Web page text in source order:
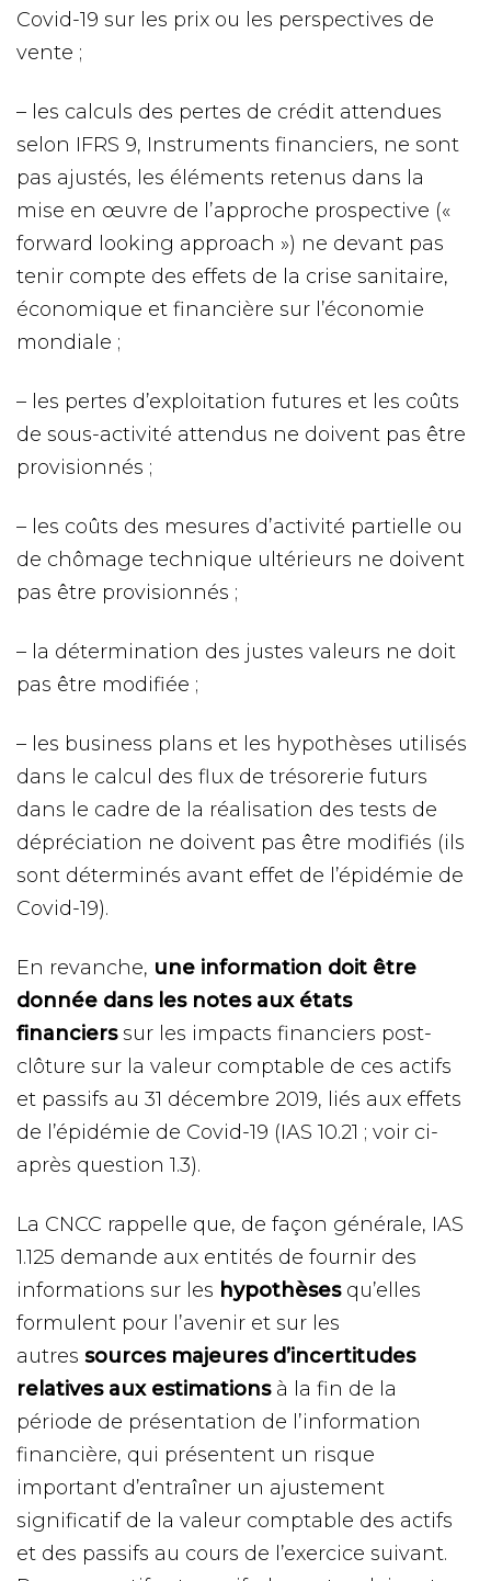
Covid-19 sur les prix ou les perspectives de
vente ;
– les calculs des pertes de crédit attendues
selon IFRS 9, Instruments financiers, ne sont
pas ajustés, les éléments retenus dans la
mise en œuvre de l’approche prospective («
forward looking approach ») ne devant pas
tenir compte des effets de la crise sanitaire,
économique et financière sur l’économie
mondiale ;
– les pertes d’exploitation futures et les coûts
de sous-activité attendus ne doivent pas être
provisionnés ;
– les coûts des mesures d’activité partielle ou
de chômage technique ultérieurs ne doivent
pas être provisionnés ;
– la détermination des justes valeurs ne doit
pas être modifiée ;
– les business plans et les hypothèses utilisés
dans le calcul des flux de trésorerie futurs
dans le cadre de la réalisation des tests de
dépréciation ne doivent pas être modifiés (ils
sont déterminés avant effet de l’épidémie de
Covid-19).
En revanche, une information doit être
donnée dans les notes aux états
financierssur les impacts financiers post-
clôture sur la valeur comptable de ces actifs
et passifs au 31 décembre 2019, liés aux effets
de l’épidémie de Covid-19 (IAS 10.21 ; voir ci-
après question 1.3).
La CNCC rappelle que, de façon générale, IAS
1.125 demande aux entités de fournir des
informations sur les hypothèsesqu’elles
formulent pour l’avenir et sur les
autres sources majeures d’incertitudes
relatives aux estimationsà la fin de la
période de présentation de l’information
financière, qui présentent un risque
important d’entraîner un ajustement
significatif de la valeur comptable des actifs
et des passifs au cours de l’exercice suivant.